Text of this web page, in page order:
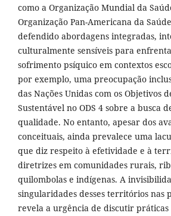
como a Organização Mundial da
Organização Pan-Americana da
defendido abordagens integradas,
culturalmente sensíveis para
sofrimento psíquico em contextos
por exemplo, uma preocupação
das Nações Unidas com os Objetivos
Sustentável no ODS 4 sobre a busca
qualidade. No entanto, apesar dos
conceituais, ainda prevalece uma
que diz respeito à efetividade e à
diretrizes em comunidades rurais,
quilombolas e indígenas. A
singularidades desses territórios nas
revela a urgência de discutir práticas